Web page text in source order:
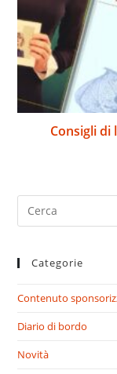
Consigli di
Search
for:
Categorie
Contenuto
Diario di bordo
Novità